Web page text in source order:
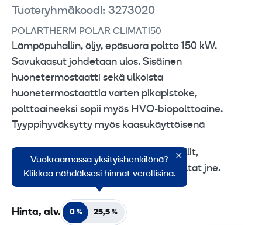
Tuoteryhmäkoodi: 3273020
POLARTHERM POLAR CLIMAT150
Lämpöpuhallin, öljy, epäsuora poltto 150 kW.
Savukaasut johdetaan ulos. Sisäinen
huonetermostaatti sekä ulkoista
huonetermostaattia varten pikapistoke,
polttoaineeksi sopii myös HVO-biopolttoaine.
Tyyppihyväksytty myös kaasukäyttöisenä
Käyttökohteet: rakennustyömaat, hallit,
kasvihuoneet, varastot, tapahtumateltat jne.
Vuokraamassa yksityishenkilönä?
Klikkaa nähdäksesi hinnat verollisina.
Hinta, alv. 0 % 25,5 %